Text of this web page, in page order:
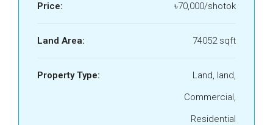
Price: ৳70,000/shotok
Land Area: 74052 sqft
Property Type:
Land, land,
Commercial,
Residential